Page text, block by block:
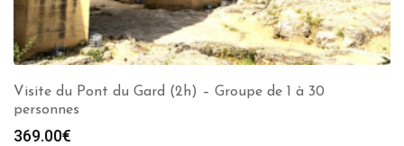
Visite du Pont du Gard (2h) – Groupe de 1 à 30
personnes
369.00€